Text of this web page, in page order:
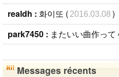
realdh : 화이또 ( 2016.03.08 )
park7450 : またいい曲作っ
Messages récents